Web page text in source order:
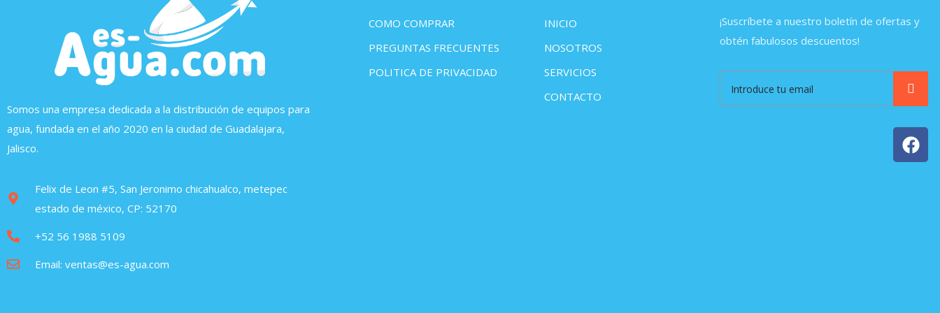
Somos una empresa dedicada a la distribución de equipos para
agua, fundada en el año 2020 en la ciudad de Guadalajara,
Jalisco.
Felix de Leon #5, San Jeronimo chicahualco, metepec
estado de méxico, CP: 52170
+52 56 1988 5109
Email: ventas@es-agua.com
COMO COMPRAR
PREGUNTAS FRECUENTES
POLITICA DE PRIVACIDAD
INICIO
NOSOTROS
SERVICIOS
CONTACTO
¡Suscríbete a nuestro boletín de ofertas y
obtén fabulosos descuentos!